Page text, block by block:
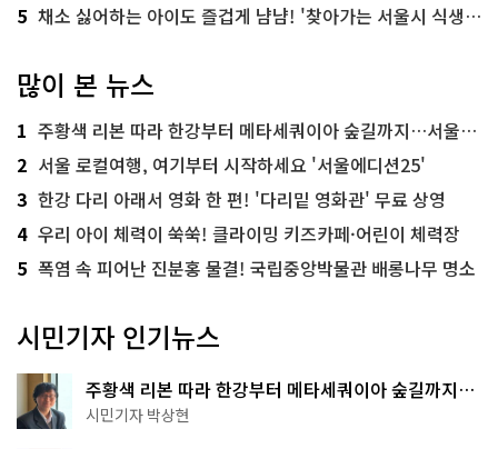
5 채소 싫어하는 아이도 즐겁게 냠냠! '찾아가는 서울시 식생활 교육' 현장
많이 본 뉴스
1 주황색 리본 따라 한강부터 메타세쿼이아 숲길까지…서울둘레길 15코스
2 서울 로컬여행, 여기부터 시작하세요 '서울에디션25'
3 한강 다리 아래서 영화 한 편! '다리밑 영화관' 무료 상영
4 우리 아이 체력이 쑥쑥! 클라이밍 키즈카페·어린이 체력장
5 폭염 속 피어난 진분홍 물결! 국립중앙박물관 배롱나무 명소
시민기자 인기뉴스
주황색 리본 따라 한강부터 메타세쿼이아 숲길까지…
서울둘레길 15코스
시민기자 박상현